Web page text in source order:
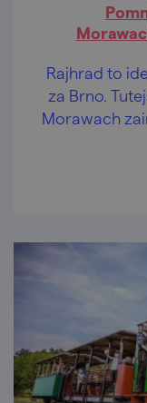
Rajhrad to
za Brno.
Morawach